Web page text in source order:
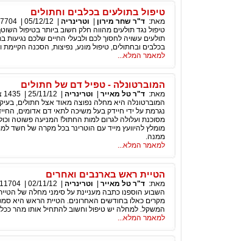
טיפול בתולעים בכלבים וחתולים
מאת: ד"ר שחר מירון וטרינריה 05/12/12
7704
טיפול נגד תולעים מהווה חלק חשוב ביותר בטיפול
תולעים עשויה לחסוך לכם ולבעלי החיים שלכם נגיעות
בכלבים ובחתולים, טיפול מונע, נפיצות, הסכנה הקיימת
למאמר המלא...
המוברטונלה - טפיל דם של חתולים
מאת: ד"ר טל מאייר וטרינריה 25/11/12
1435
המוברטונלה היא מחלה נפוצה מאוד אצל חתולים,
נגרמת על ידי חיידק בעל משיכה לתאי דם אדומים,
מסוכנת ועלולה לגרום למות החתול! המניעה פשוטה
מומלץ להיוועץ מייד עם הוטרינר בכל מקרה של חשד
ממנה.
למאמר המלא...
הטיית ראש בארנבים ואחרים
מאת: ד"ר טל מאייר וטרינריה 02/11/12
11704
השבוע הוספנו כתבה מעניינת על סימני מחלה של
מקרים כאלו בחודשים האחרונים. הטיית הראש היא
המשקל. למחלה יש טיפול וחשוב להתחיל אותו מהר ככל
למאמר המלא...